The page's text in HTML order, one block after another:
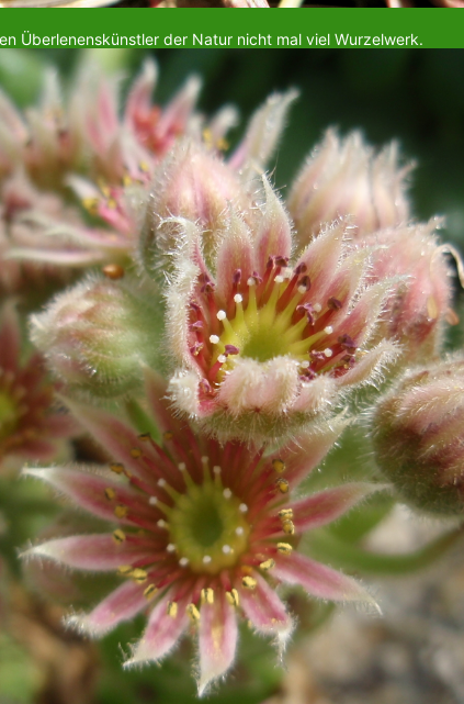
Überlenenskünstler der Natur nicht mal viel Wurzelwerk.